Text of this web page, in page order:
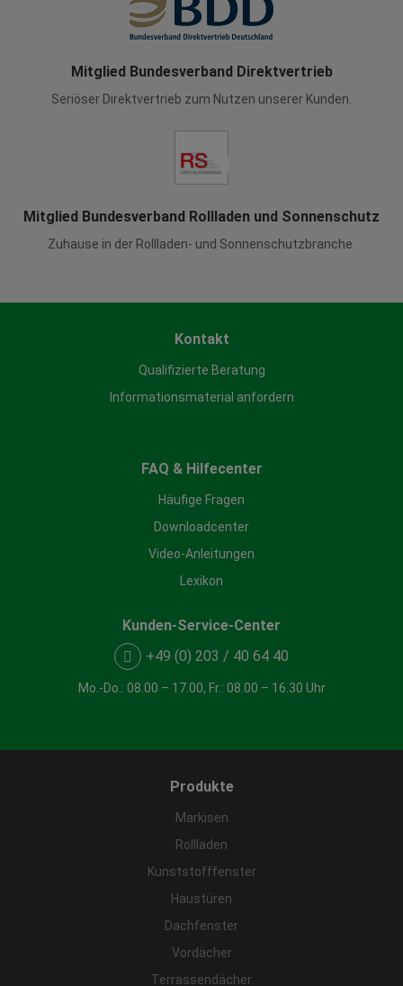
Mitglied Bundesverband Direktvertrieb
Seriöser Direktvertrieb zum Nutzen unserer Kunden.
Mitglied Bundesverband Rollladen und Sonnenschutz
Zuhause in der Rollladen- und Sonnenschutzbranche.
Kontakt
Qualifizierte Beratung
Informationsmaterial anfordern
FAQ & Hilfecenter
Häufige Fragen
Downloadcenter
Video-Anleitungen
Lexikon
Kunden-Service-Center
+49 (0) 203 / 40 64 40
Mo.-Do.: 08.00 – 17.00, Fr.: 08.00 – 16.30 Uhr
Produkte
Markisen
Rollladen
Kunststofffenster
Haustüren
Dachfenster
Vordächer
Terrassendächer